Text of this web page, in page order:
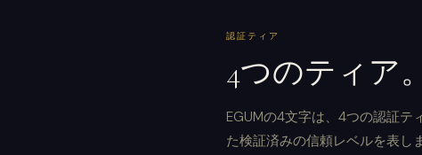
認証ティア
4つのティア
EGUMの4文字は、4つの認証テ
た検証済みの信頼レベルを表し